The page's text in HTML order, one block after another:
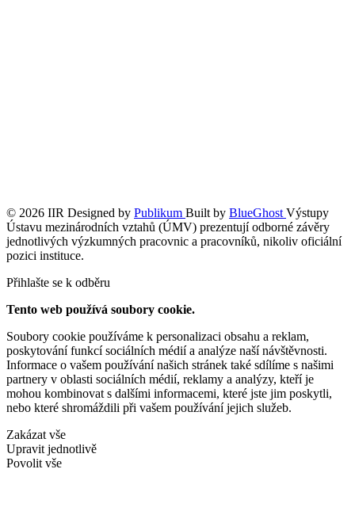
© 2026 IIR Designed by Publikum Built by BlueGhost Výstupy
Ústavu mezinárodních vztahů (ÚMV) prezentují odborné závěry
jednotlivých výzkumných pracovnic a pracovníků, nikoliv oficiální
pozici instituce.
Přihlašte se k odběru
Tento web používá soubory cookie.
Soubory cookie používáme k personalizaci obsahu a reklam,
poskytování funkcí sociálních médií a analýze naší návštěvnosti.
Informace o vašem používání našich stránek také sdílíme s našimi
partnery v oblasti sociálních médií, reklamy a analýzy, kteří je
mohou kombinovat s dalšími informacemi, které jste jim poskytli,
nebo které shromáždili při vašem používání jejich služeb.
Zakázat vše
Upravit jednotlivě
Povolit vše